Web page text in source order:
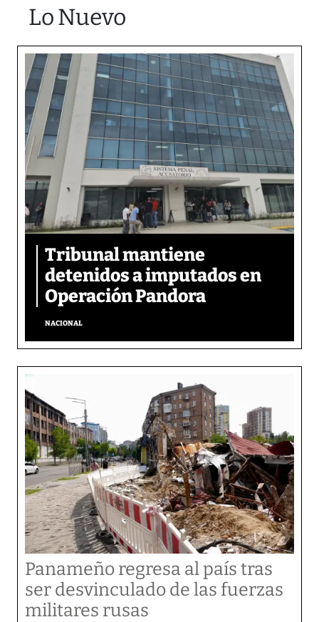
Lo Nuevo
Tribunal mantiene
detenidos a imputados en
Operación Pandora
NACIONAL
Panameño regresa al país tras
ser desvinculado de las fuerzas
militares rusas